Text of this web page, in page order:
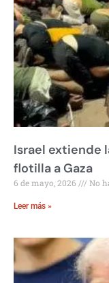
Israel extiende
flotilla a Gaza
6 de mayo, 2026 No
Leer más »